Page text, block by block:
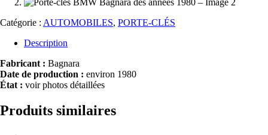
Catégorie : AUTOMOBILES, PORTE-CLÉS
Description
Fabricant : Bagnara
Date de production : environ 1980
État : voir photos détaillées
Produits similaires